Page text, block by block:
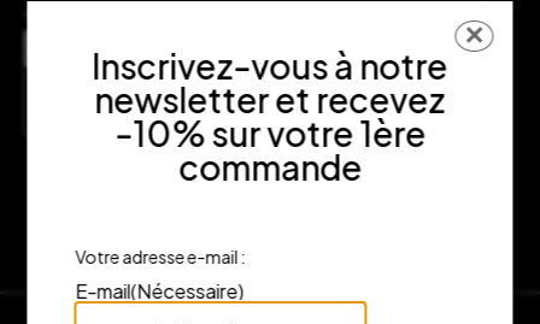
7 rue Fénelon, 33000 Bordeaux
Consulter l’itinéraire sur Google Maps
Inscrivez-vous à notre
newsletter et recevez
-10% sur votre 1ère
commande
Votre adresse e-mail :
E-mail(Nécessaire)
✕